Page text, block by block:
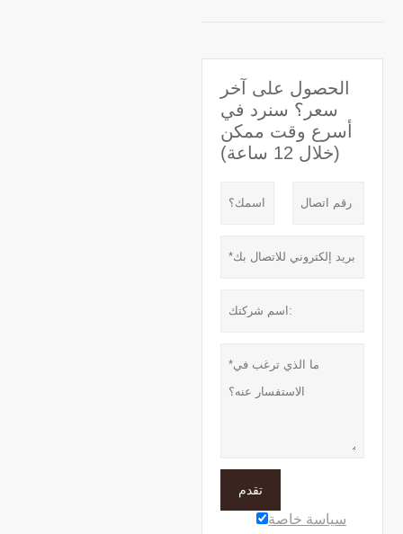
الحصول على آخر
سعر؟ سنرد في
أسرع وقت ممكن
(خلال 12 ساعة)
تقدم
سياسة خاصة